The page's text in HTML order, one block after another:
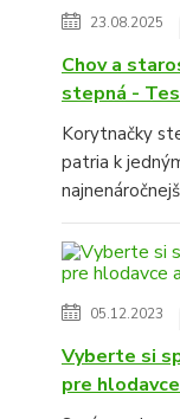
23.08.2025
Chov a
stepná -
Korytnačky
patria k
05.12.2023
Vyberte si
pre